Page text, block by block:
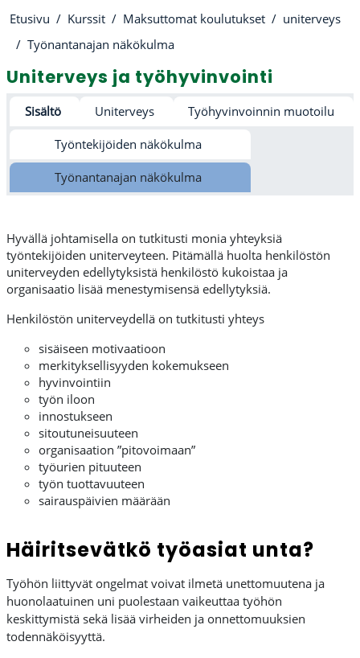
Etusivu Kurssit Maksuttomat koulutukset
uniterveys
Työnantanajan näkökulma
Uniterveys ja työhyvinvointi
Osion ääriviiva
Sisältö Uniterveys Työhyvinvoinnin muotoilu
Työntekijöiden näkökulma
Työnantanajan näkökulma
Hyvällä johtamisella on tutkitusti monia yhteyksiä
työntekijöiden uniterveyteen. Pitämällä huolta henkilöstön
uniterveyden edellytyksistä henkilöstö kukoistaa ja
organisaatio lisää menestymisensä edellytyksiä.
Henkilöstön uniterveydellä on tutkitusti yhteys
sisäiseen motivaatioon
merkityksellisyyden kokemukseen
hyvinvointiin
työn iloon
innostukseen
sitoutuneisuuteen
organisaation ”pitovoimaan”
työurien pituuteen
työn tuottavuuteen
sairauspäivien määrään
Häiritsevätkö työasiat unta?
Työhön liittyvät ongelmat voivat ilmetä unettomuutena ja
huonolaatuinen uni puolestaan vaikeuttaa työhön
keskittymistä sekä lisää virheiden ja onnettomuuksien
todennäköisyyttä.